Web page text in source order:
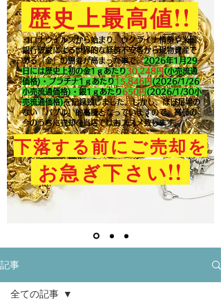
歴史上最高値!!
コロナウイルスから始まり、ウクライナ情勢や米国
銀行破綻による世界的な経済不安等から現物資産で
ある「金」の需要が高まった事で、2026年1月29
日には歴史上初の金1ｇあたり30,248円 (小売流通
価格)・プラチナ1ｇあたり15,846円 (2026/1/26
小売流通価格)・銀1ｇあたり650円 (2026/1/30小
売流通価格)を記録致しました。​しかし、ほぼ足場の
ない「バブル」的高騰となっていますので、高値の
今のうちに売却を当店ではおススメ致します。
下落する前にご売却を
お急ぎ下さい!!
記事
全ての記事